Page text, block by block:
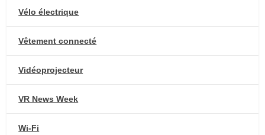
Vélo électrique
Vêtement connecté
Vidéoprojecteur
VR News Week
Wi-Fi